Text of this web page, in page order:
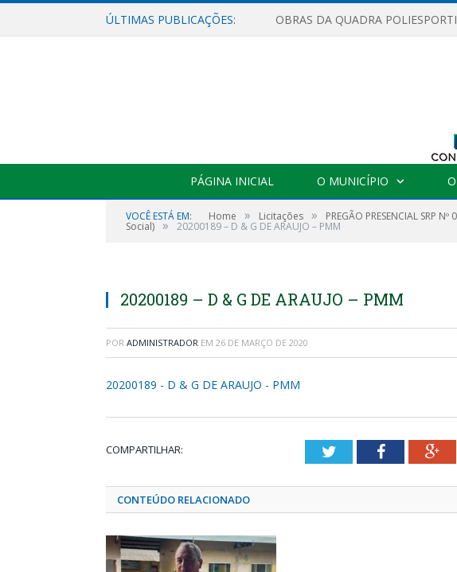
ÚLTIMAS PUBLICAÇÕES:
PÁGINA INICIAL O MUNICÍPIO
VOCÊ ESTÁ EM: Home » Licitações » PREGÃO PRESENCIAL
Social) » 20200189 – D & G DE ARAUJO – PMM
20200189 – D & G DE ARAUJO – PMM
POR ADMINISTRADOR EM 26 DE MARÇO DE 2020
20200189 - D & G DE ARAUJO - PMM
COMPARTILHAR: TwitterFacebook
CONTEÚDO RELACIONADO